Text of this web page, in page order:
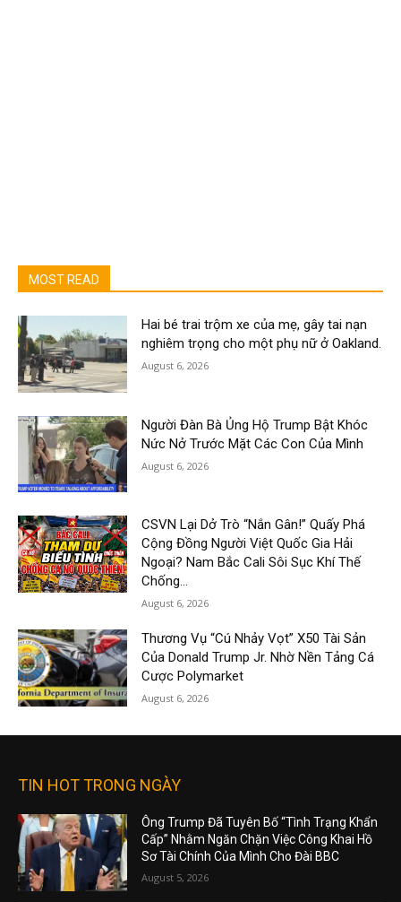
MOST READ
Hai bé trai trộm xe của mẹ, gây tai nạn
nghiêm trọng cho một phụ nữ ở Oakland.
August 6, 2026
Người Đàn Bà Ủng Hộ Trump Bật Khóc
Nức Nở Trước Mặt Các Con Của Mình
August 6, 2026
CSVN Lại Dở Trò “Nắn Gân!” Quấy Phá
Cộng Đồng Người Việt Quốc Gia Hải
Ngoại? Nam Bắc Cali Sôi Sục Khí Thế
Chống...
August 6, 2026
Thương Vụ “Cú Nhảy Vọt” X50 Tài Sản
Của Donald Trump Jr. Nhờ Nền Tảng Cá
Cược Polymarket
August 6, 2026
TIN HOT TRONG NGÀY
Ông Trump Đã Tuyên Bố “Tình Trạng Khẩn
Cấp” Nhằm Ngăn Chặn Việc Công Khai Hồ
Sơ Tài Chính Của Mình Cho Đài BBC
August 5, 2026